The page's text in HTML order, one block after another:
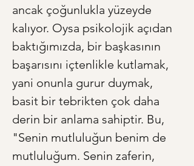
ancak çoğunlukla yüzeyde
kalıyor. Oysa psikolojik açıdan
baktığımızda, bir başkasının
başarısını içtenlikle kutlamak,
yani onunla gurur duymak,
basit bir tebrikten çok daha
derin bir anlama sahiptir. Bu,
"Senin mutluluğun benim de
mutluluğum. Senin zaferin,